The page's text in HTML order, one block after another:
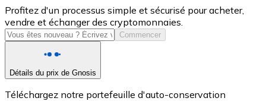
USD Coin
USDC
Profitez d'un processus simple et sécurisé pour acheter,
vendre et échanger des cryptomonnaies.
Commencer
Détails du prix de Gnosis
Téléchargez notre portefeuille d'auto-conservation